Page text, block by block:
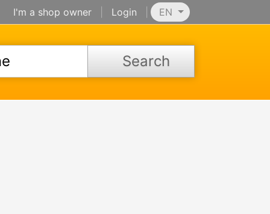
I'm a shop owner Login EN
Search